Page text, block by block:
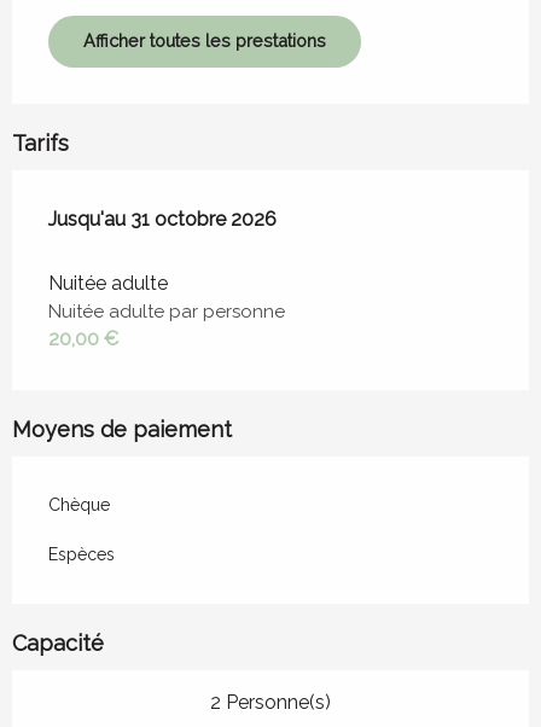
Afficher toutes les prestations
Tarifs
Du1 avril 2026au31 octobre 2026
Jusqu'au 31 octobre 2026
Nuitée adulte
Nuitée adulte par personne
20,00 €
Moyens de paiement
Chèque
Espèces
Capacité
2 Personne(s)